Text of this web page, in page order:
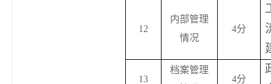
1 2
内部管理
情况
4分
13
档案管理
4分